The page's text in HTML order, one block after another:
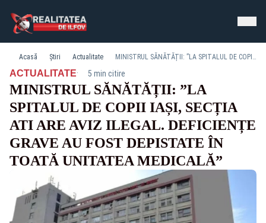
Acasă Știri Actualitate MINISTRUL SĂNĂTĂȚII: ”LA SPITALUL DE COPII IAȘI, SECȚIA ATI ARE AVIZ ILEGAL. DEFICIENȚE GRAVE AU FOST DEPISTATE ÎN TOATĂ UNITATEA MEDICALĂ”
ACTUALITATE· 5 min citire
MINISTRUL SĂNĂTĂȚII: ”LA
SPITALUL DE COPII IAȘI, SECȚIA
ATI ARE AVIZ ILEGAL. DEFICIENȚE
GRAVE AU FOST DEPISTATE ÎN
TOATĂ UNITATEA MEDICALĂ”